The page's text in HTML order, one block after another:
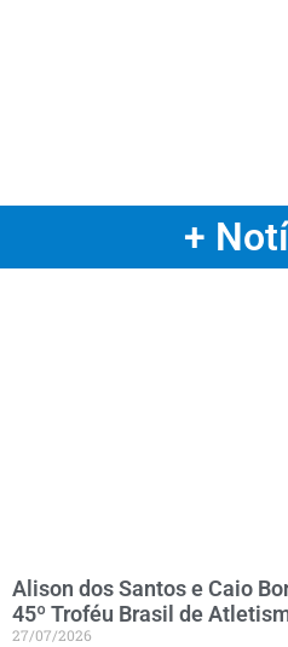
+
Alison dos Santos e Caio
45º Troféu Brasil de
27/07/2026